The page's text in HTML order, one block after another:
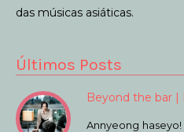
das músicas asiáticas.
Últimos Posts
Beyond the bar |
Annyeong